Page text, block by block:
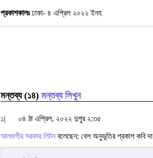
প্রকাশকালঃঢাকা- ৪ এপ্রিল ২০২২ ইনহ
মন্তব্য (১৪) মন্তব্য লিখুন
১| ০৪ ঠা এপ্রিল, ২০২২ দুপুর ২:৩৫
আলমগীর সরকার লিটন বলেছেন: বেশ অনুভূতির প্রকাশ কবি দা